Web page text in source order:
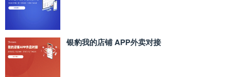
银豹我的店铺 APP外卖对接